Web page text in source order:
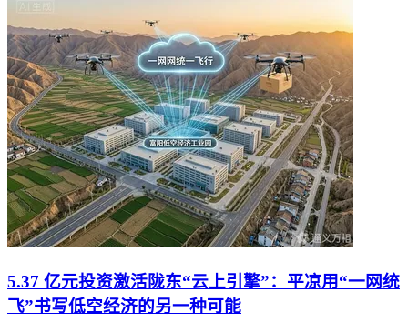
5.37 亿元投资激活陇东“云上引擎”：平凉用“一网统
飞”书写低空经济的另一种可能